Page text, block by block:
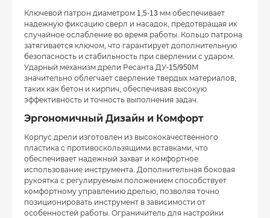
Ключевой патрон диаметром 1,5-13 мм обеспечивает
надежную фиксацию сверл и насадок, предотвращая их
случайное ослабление во время работы. Кольцо патрона
затягивается ключом, что гарантирует дополнительную
безопасность и стабильность при сверлении с ударом.
Ударный механизм дрели Ресанта ДУ-15/950М
значительно облегчает сверление твердых материалов,
таких как бетон и кирпич, обеспечивая высокую
эффективность и точность выполнения задач.
Эргономичный Дизайн и Комфорт
Корпус дрели изготовлен из высококачественного
пластика с противоскользящими вставками, что
обеспечивает надежный захват и комфортное
использование инструмента. Дополнительная боковая
рукоятка с регулируемым положением способствует
комфортному управлению дрелью, позволяя точно
позиционировать инструмент в зависимости от
особенностей работы. Ограничитель для настройки